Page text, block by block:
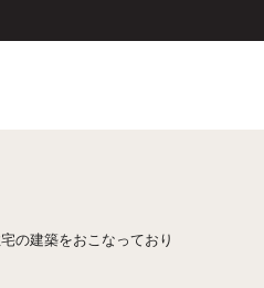
の建築をおこなっており